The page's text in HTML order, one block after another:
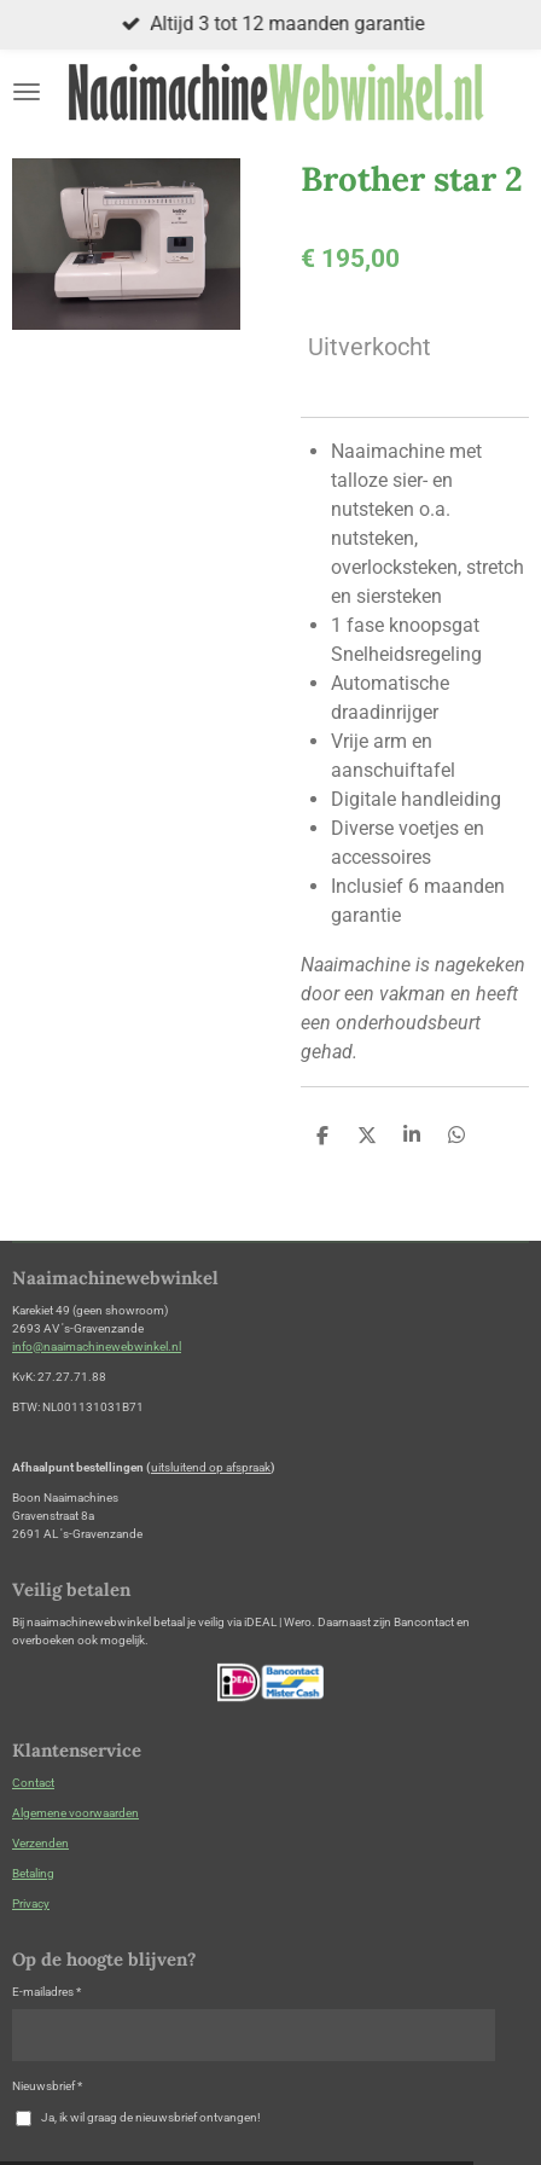
naar
Altijd 3 tot 12 maanden garantie
Brother star 2
€ 195,00
Uitverkocht
Naaimachine met
talloze sier- en
nutsteken o.a.
nutsteken,
overlocksteken, stretch
en siersteken
1 fase knoopsgat
Snelheidsregeling
Automatische
draadinrijger
Vrije arm en
aanschuiftafel
Digitale handleiding
Diverse voetjes en
accessoires
Inclusief 6 maanden
garantie
Naaimachine is nagekeken
door een vakman en heeft
een onderhoudsbeurt
gehad.
D
D
S
D
Naaimachinewebwinkel
Karekiet 49 (geen showroom)
2693 AV 's-Gravenzande
info@naaimachinewebwinkel.nl
KvK: 27.27.71.88
BTW: NL001131031B71
Afhaalpunt bestellingen (uitsluitend op afspraak)
Boon Naaimachines
Gravenstraat 8a
2691 AL 's-Gravenzande
Veilig betalen
Bij naaimachinewebwinkel betaal je veilig via iDEAL | Wero. Daarnaast zijn Bancontact en
overboeken ook mogelijk.
Klantenservice
Contact
Algemene voorwaarden
Verzenden
Betaling
Privacy
Op de hoogte blijven?
E-mailadres *
Nieuwsbrief *
Ja, ik wil graag de nieuwsbrief ontvangen!